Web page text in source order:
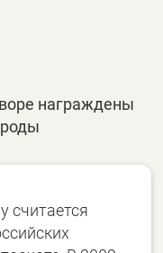
награждены
считается